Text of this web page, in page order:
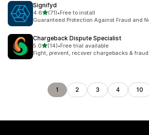
Signifyd
4.6滿分 5 顆星
(71)
共有 71 則評價
•Free to install
Guaranteed Protection Against Fraud and
Chargeback Dispute Specialist
5.0滿分 5 顆星
(14)
共有 14 則評價
•Free trial available
Fight, prevent, recover chargebacks &
1 2 3 4 10